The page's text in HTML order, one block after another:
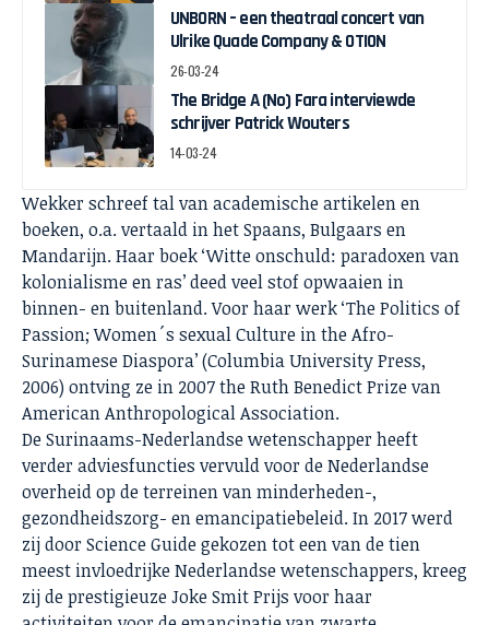
UNBORN – een theatraal concert van
Ulrike Quade Company & OTION
26-03-24
The Bridge A (No) Fara interviewde
schrijver Patrick Wouters
14-03-24
Wekker schreef tal van academische artikelen en
boeken, o.a. vertaald in het Spaans, Bulgaars en
Mandarijn. Haar boek ‘Witte onschuld: paradoxen van
kolonialisme en ras’ deed veel stof opwaaien in
binnen- en buitenland. Voor haar werk ‘The Politics of
Passion; Women´s sexual Culture in the Afro-
Surinamese Diaspora’ (Columbia University Press,
2006) ontving ze in 2007 the Ruth Benedict Prize van
American Anthropological Association.
De Surinaams-Nederlandse wetenschapper heeft
verder adviesfuncties vervuld voor de Nederlandse
overheid op de terreinen van minderheden-,
gezondheidszorg- en emancipatiebeleid. In 2017 werd
zij door Science Guide gekozen tot een van de tien
meest invloedrijke Nederlandse wetenschappers, kreeg
zij de prestigieuze Joke Smit Prijs voor haar